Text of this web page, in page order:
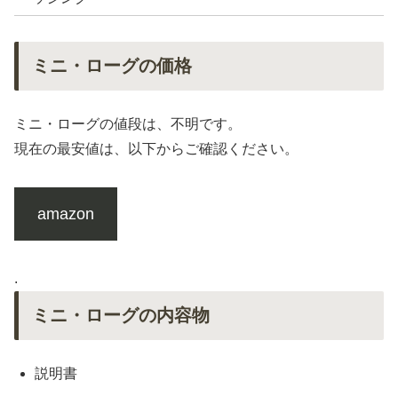
ミニ・ローグの価格
ミニ・ローグの値段は、不明です。
現在の最安値は、以下からご確認ください。
amazon
.
ミニ・ローグの内容物
説明書